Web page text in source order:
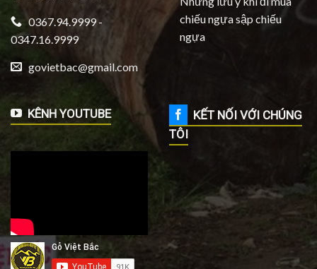
0367.94.9999 -
0347.16.9999
govietbac@gmail.com
chiếu ngựa sập chiếu
ngựa
KÊNH YOUTUBE
KẾT NỐI VỚI CHÚNG
TÔI